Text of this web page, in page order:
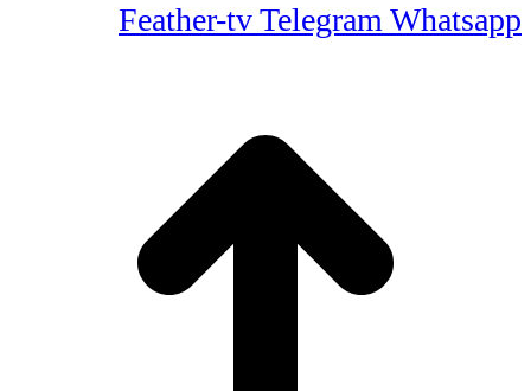
Feather-tvTelegram Whatsapp